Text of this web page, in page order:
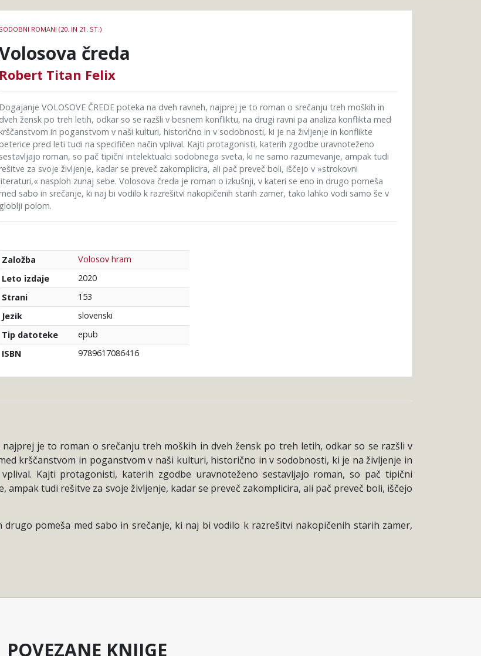
SODOBNI ROMANI (20. IN 21. ST.)
čreda
Robert Titan Felix
Dogajanje VOLOSOVE ČREDE poteka na dveh ravneh, najprej je to roman o srečanju treh moških in
dveh žensk po treh letih, odkar so se razšli v besnem konfliktu, na drugi ravni pa analiza konflikta med
in poganstvom v naši kulturi, historično in v sodobnosti, ki je na življenje in konflikte
pred leti tudi na specifičen način vplival. Kajti protagonisti, katerih zgodbe uravnoteženo
sestavljajo roman, so pač tipični intelektualci sodobnega sveta, ki ne samo razumevanje, ampak tudi
za svoje življenje, kadar se preveč zakomplicira, ali pač preveč boli, iščejo v »strokovni
nasploh zunaj sebe. Volosova čreda je roman o izkušnji, v kateri se eno in drugo pomeša
sabo in srečanje, ki naj bi vodilo k razrešitvi nakopičenih starih zamer, tako lahko vodi samo še v
globlji polom.
Založba
Volosov hram
Leto izdaje
2020
Strani
153
Jezik
slovenski
Tip datoteke
epub
ISBN
9789617086416
najprej je to roman o srečanju treh moških in dveh žensk po treh letih, odkar so se razšli v
krščanstvom in poganstvom v naši kulturi, historično in v sodobnosti, ki je na življenje in
Kajti protagonisti, katerih zgodbe uravnoteženo sestavljajo roman, so pač tipični
ampak tudi rešitve za svoje življenje, kadar se preveč zakomplicira, ali pač preveč boli, iščejo
pomeša med sabo in srečanje, ki naj bi vodilo k razrešitvi nakopičenih starih zamer,
POVEZANE KNJIGE